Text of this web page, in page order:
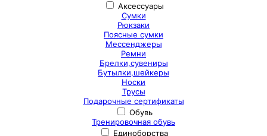
Аксессуары
Сумки
Рюкзаки
Поясные сумки
Мессенджеры
Ремни
Брелки,сувениры
Бутылки,шейкеры
Носки
Трусы
Подарочные сертификаты
Обувь
Тренировочная обувь
Единоборства